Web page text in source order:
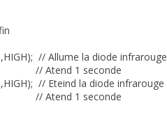
// Allume la diode infrarouge
// Atend 1 seconde
// Eteind la diode infrarouge
// Atend 1 seconde